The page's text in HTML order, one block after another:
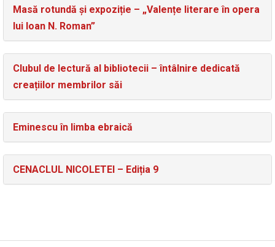
Masă rotundă și expoziție – „Valențe literare în opera
lui Ioan N. Roman”
Clubul de lectură al bibliotecii – întâlnire dedicată
creațiilor membrilor săi
Eminescu în limba ebraică
CENACLUL NICOLETEI – Ediția 9